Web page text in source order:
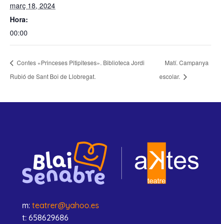
març 18, 2024
Hora:
00:00
Contes «Princeses Pitipiteses». Biblioteca Jordi
Rubió de Sant Boi de Llobregat.
Matí. Campanya
escolar.
m: teatrer@yahoo.es
t: 658629686